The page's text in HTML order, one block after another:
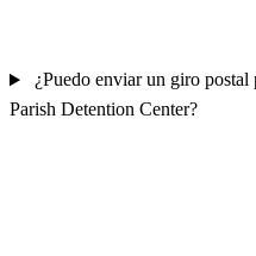
¿Puedo enviar un giro
Parish Detention Center?